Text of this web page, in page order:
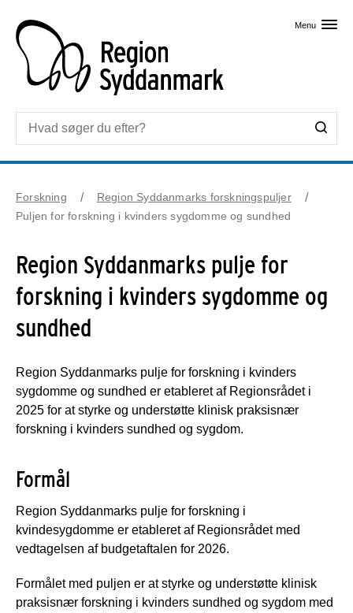
Menu
Forskning
Region Syddanmarks forskningspuljer
Puljen for forskning i kvinders sygdomme og sundhed
Region Syddanmarks pulje for
forskning i kvinders sygdomme og
sundhed
Region Syddanmarks pulje for forskning i kvinders
sygdomme og sundhed er etableret af Regionsrådet i
2025 for at styrke og understøtte klinisk praksisnær
forskning i kvinders sundhed og sygdom.
Formål
Region Syddanmarks pulje for forskning i
kvindesygdomme er etableret af Regionsrådet med
vedtagelsen af budgetaftalen for 2026.
Formålet med puljen er at styrke og understøtte klinisk
praksisnær forskning i kvinders sundhed og sygdom med